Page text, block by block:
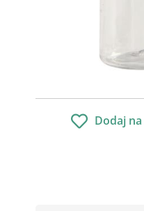
Dodaj